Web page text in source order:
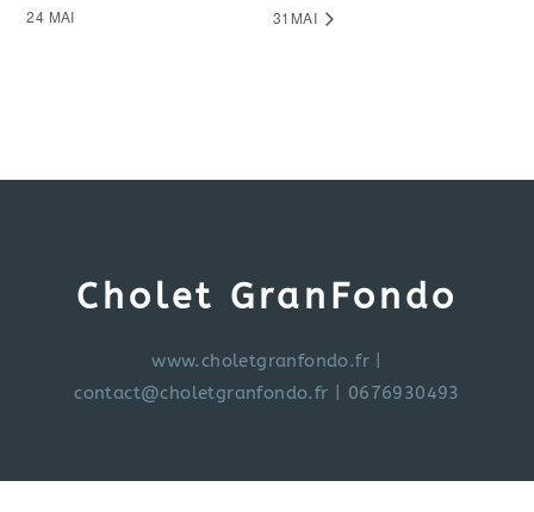
24 MAI
31MAI
Cholet GranFondo
www.choletgranfondo.fr
contact@choletgranfondo.fr | 0676930493